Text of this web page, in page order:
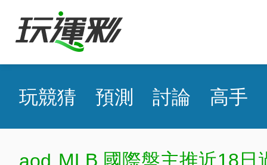
玩競猜 預測 討論 高手
aod MLB 國際盤主推近18日